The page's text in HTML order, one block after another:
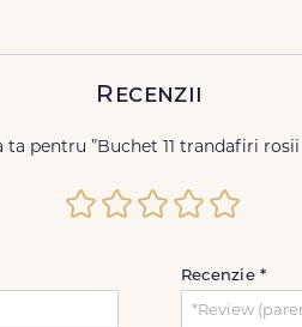
Recenzii
ta pentru ”Buchet 11 trandafiri rosii
Recenzie *